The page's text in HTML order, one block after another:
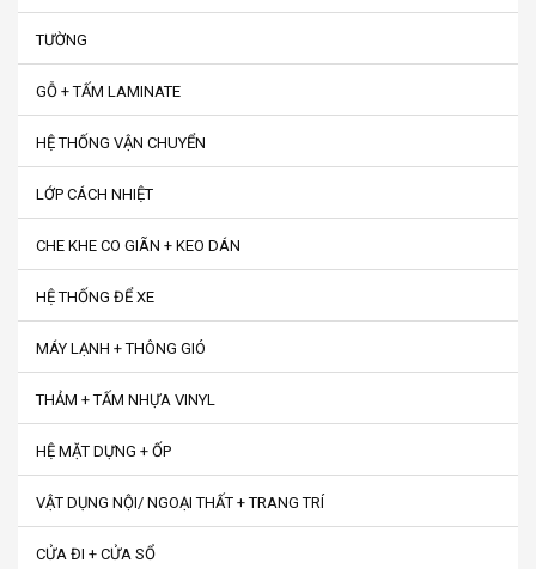
TƯỜNG
GỖ + TẤM LAMINATE
HỆ THỐNG VẬN CHUYỂN
LỚP CÁCH NHIỆT
CHE KHE CO GIÃN + KEO DÁN
HỆ THỐNG ĐỂ XE
MÁY LẠNH + THÔNG GIÓ
THẢM + TẤM NHỰA VINYL
HỆ MẶT DỰNG + ỐP
VẬT DỤNG NỘI/ NGOẠI THẤT + TRANG TRÍ
CỬA ĐI + CỬA SỔ